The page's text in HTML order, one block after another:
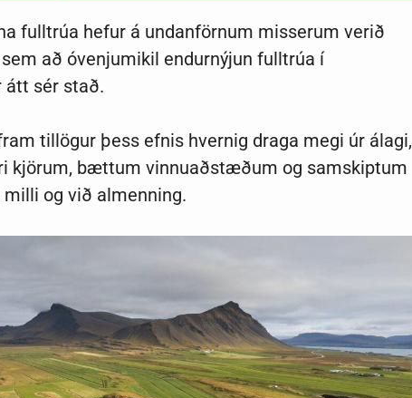
fulltrúa hefur á undanförnum misserum verið
að óvenjumikil endurnýjun fulltrúa í
átt sér stað.
tillögur þess efnis hvernig draga megi úr álagi,
kjörum, bættum vinnuaðstæðum og samskiptum
og við almenning.